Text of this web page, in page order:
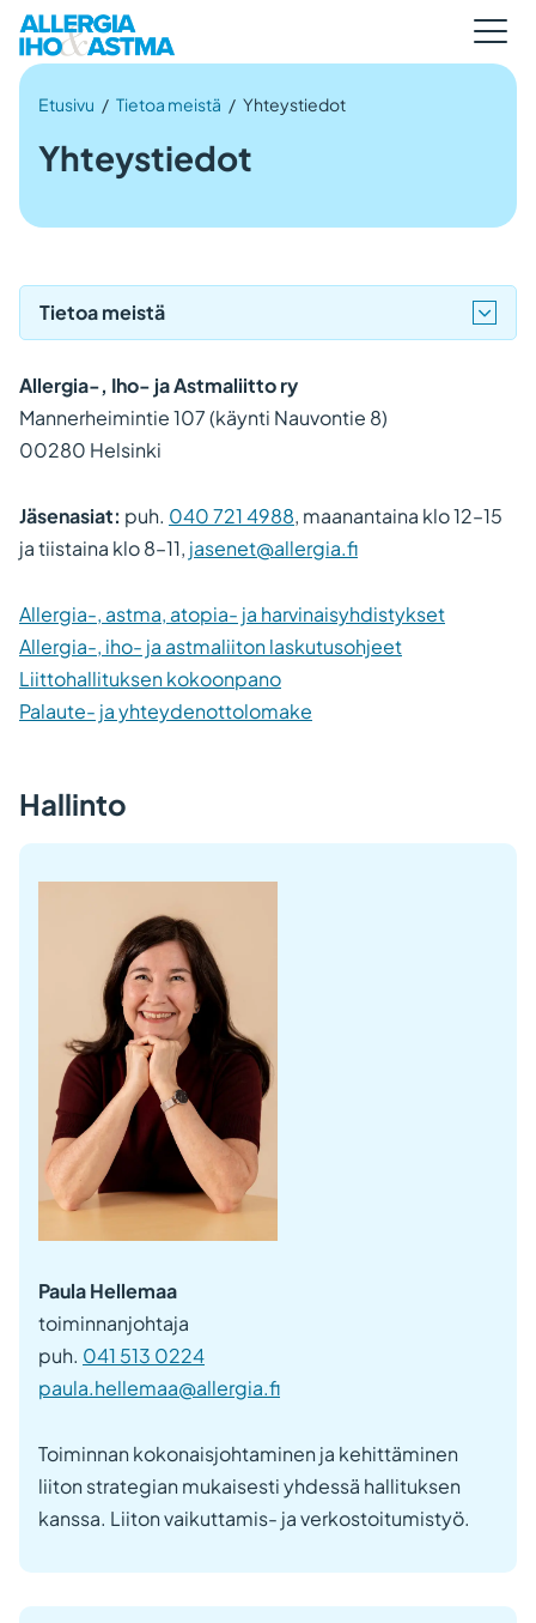
Etusivu / Tietoa meistä / Yhteystiedot
Yhteystiedot
Tietoa meistä
Allergia-, Iho- ja Astmaliitto ry
Mannerheimintie 107 (käynti Nauvontie 8)
00280 Helsinki
Jäsenasiat: puh. 040 721 4988, maanantaina klo 12–15
ja tiistaina klo 8–11, jasenet@allergia.fi
Allergia-, astma, atopia- ja harvinaisyhdistykset
Allergia-, iho- ja astmaliiton laskutusohjeet
Liittohallituksen kokoonpano
Palaute- ja yhteydenottolomake
Hallinto
Paula Hellemaa
toiminnanjohtaja
puh. 041 513 0224
paula.hellemaa@allergia.fi
Toiminnan kokonaisjohtaminen ja kehittäminen
liiton strategian mukaisesti yhdessä hallituksen
kanssa. Liiton vaikuttamis- ja verkostoitumistyö.